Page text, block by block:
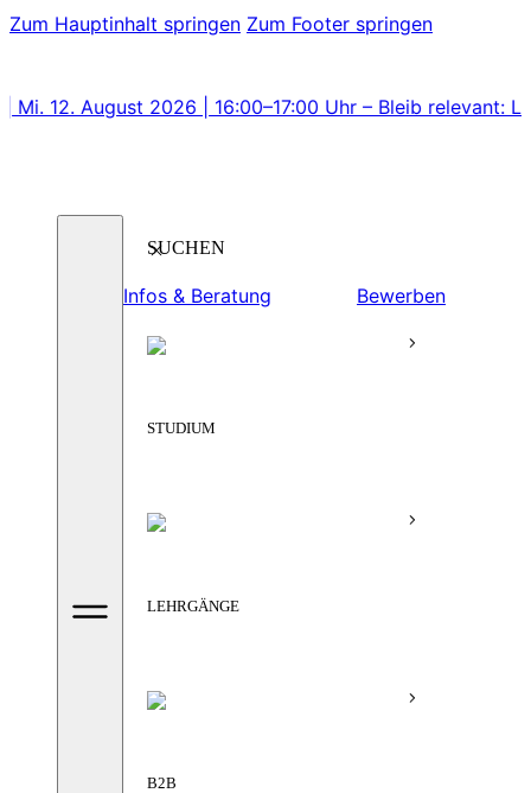
Zum Hauptinhalt springen Zum Footer springen
2026 | 16:00–17:00 Uhr – Bleib relevant: Lerne
Suchen
Infos & Beratung
Bewerben
STUDIUM
LEHRGÄNGE
B2B